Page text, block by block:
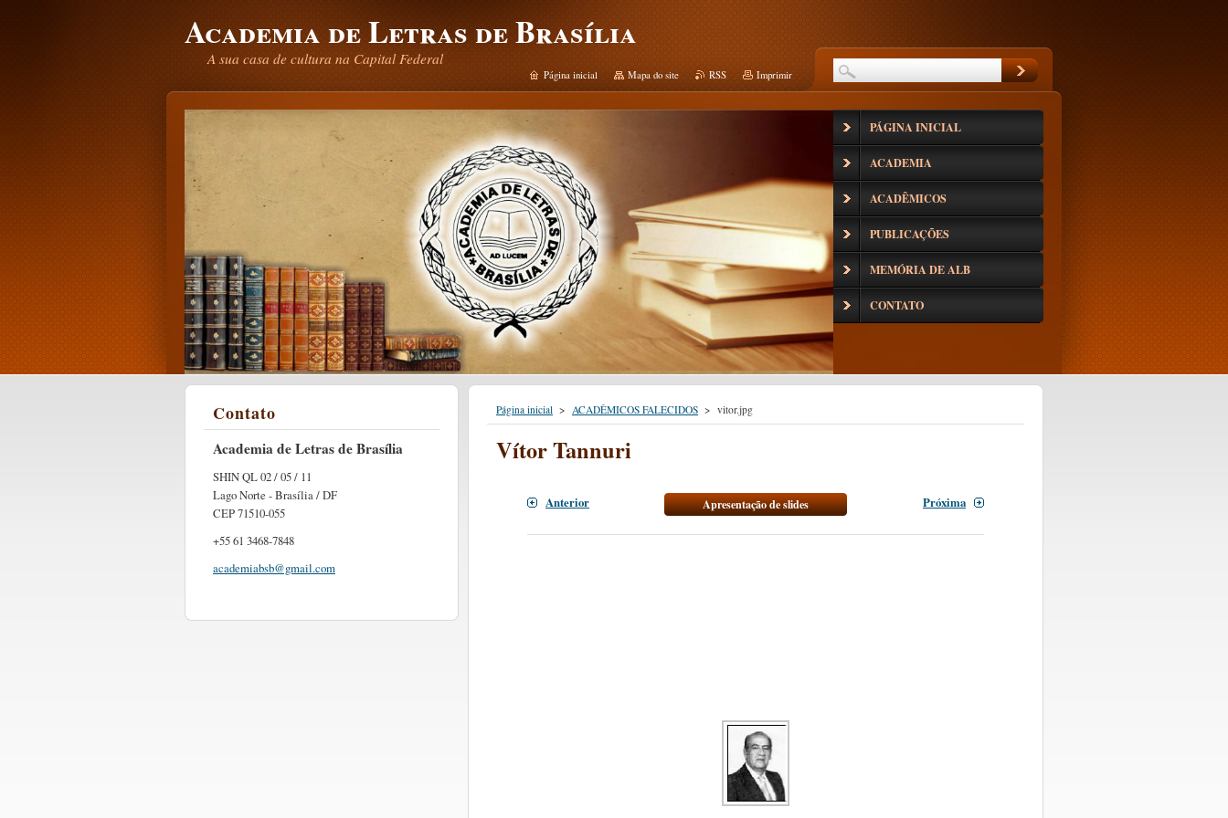
Academia de Letras de Brasília
A sua casa de cultura na Capital Federal
Página inicial > ACADÊMICOS FALECIDOS > vitor.jpg
Vítor Tannuri
Anterior Apresentação de slides Próxima
Contato
Academia de Letras de Brasília
SHIN QL 02 / 05 / 11
Lago Norte - Brasília / DF
CEP 71510-055
+55 61 3468-7848
academiabsb@gmail.com
PÁGINA INICIAL
ACADEMIA
ACADÊMICOS
PUBLICAÇÕES
MEMÓRIA DE ALB
CONTATO
Página inicial Mapa do site RSS Imprimir